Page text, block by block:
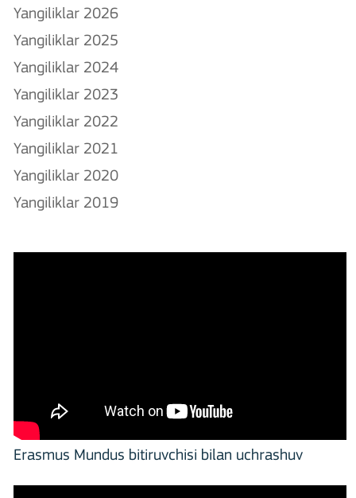
Yangiliklar 2026
Yangiliklar 2025
Yangiliklar 2024
Yangiliklar 2023
Yangiliklar 2022
Yangiliklar 2021
Yangiliklar 2020
Yangiliklar 2019
Erasmus Mundus bitiruvchisi bilan uchrashuv